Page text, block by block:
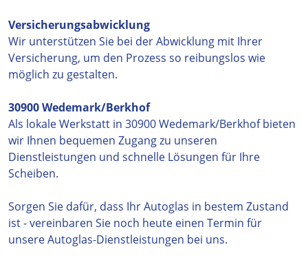
Versicherungsabwicklung
Wir unterstützen Sie bei der Abwicklung mit Ihrer
Versicherung, um den Prozess so reibungslos wie
möglich zu gestalten.
30900 Wedemark/Berkhof
Als lokale Werkstatt in 30900 Wedemark/Berkhof bieten
wir Ihnen bequemen Zugang zu unseren
Dienstleistungen und schnelle Lösungen für Ihre
Scheiben.
Sorgen Sie dafür, dass Ihr Autoglas in bestem Zustand
ist - vereinbaren Sie noch heute einen Termin für
unsere Autoglas-Dienstleistungen bei uns.